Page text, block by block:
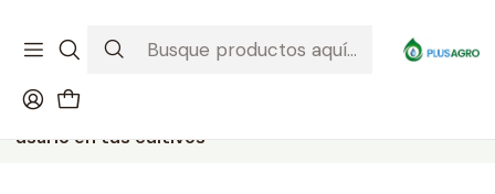
Ver condiciones de la promoción
usarlo en tus cultivos